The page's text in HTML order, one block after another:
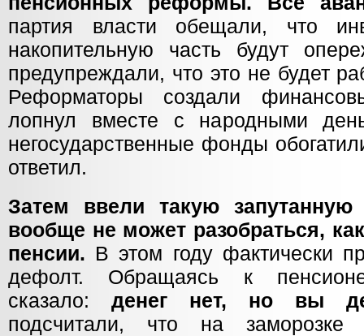
партия власти обещали, что
накопительную часть будут
предупреждали, что это не будет
Реформаторы создали
лопнул вместе с народными
негосударственные фонды
ответил.
Затем ввели такую запутанную
вообще не может разобраться,
пенсии. В этом году фактически
дефолт. Обращаясь к
сказало: денег нет, но вы
подсчитали, что на заморозке